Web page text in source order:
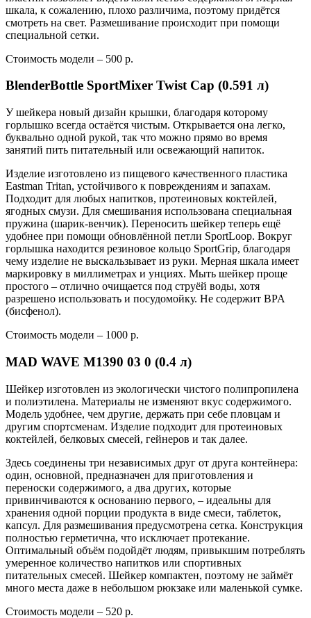
шкала, к сожалению, плохо различима, поэтому придётся
смотреть на свет. Размешивание происходит при помощи
специальной сетки.
Стоимость модели – 500 р.
BlenderBottle SportMixer Twist Cap (0.591 л)
У шейкера новый дизайн крышки, благодаря которому
горлышко всегда остаётся чистым. Открывается она легко,
буквально одной рукой, так что можно прямо во время
занятий пить питательный или освежающий напиток.
Изделие изготовлено из пищевого качественного пластика
Eastman Tritan, устойчивого к повреждениям и запахам.
Подходит для любых напитков, протеиновых коктейлей,
ягодных смузи. Для смешивания использована специальная
пружина (шарик-венчик). Переносить шейкер теперь ещё
удобнее при помощи обновлённой петли SportLoop. Вокруг
горлышка находится резиновое кольцо SportGrip, благодаря
чему изделие не выскальзывает из руки. Мерная шкала имеет
маркировку в миллиметрах и унциях. Мыть шейкер проще
простого – отлично очищается под струёй воды, хотя
разрешено использовать и посудомойку. Не содержит BPA
(бисфенол).
Стоимость модели – 1000 р.
MAD WAVE M1390 03 0 (0.4 л)
Шейкер изготовлен из экологически чистого полипропилена
и полиэтилена. Материалы не изменяют вкус содержимого.
Модель удобнее, чем другие, держать при себе пловцам и
другим спортсменам. Изделие подходит для протеиновых
коктейлей, белковых смесей, гейнеров и так далее.
Здесь соединены три независимых друг от друга контейнера:
один, основной, предназначен для приготовления и
переноски содержимого, а два других, которые
привинчиваются к основанию первого, – идеальны для
хранения одной порции продукта в виде смеси, таблеток,
капсул. Для размешивания предусмотрена сетка. Конструкция
полностью герметична, что исключает протекание.
Оптимальный объём подойдёт людям, привыкшим потреблять
умеренное количество напитков или спортивных
питательных смесей. Шейкер компактен, поэтому не займёт
много места даже в небольшом рюкзаке или маленькой сумке.
Стоимость модели – 520 р.